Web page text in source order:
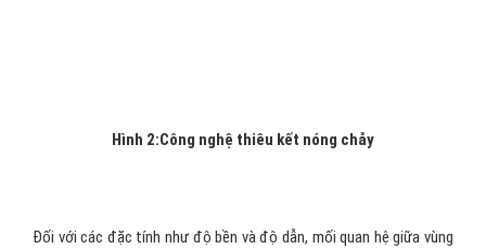
Hình 2:Công nghệ thiêu kết nóng chảy
Đối với các đặc tính như độ bền và độ dẫn, mối quan hệ giữa vùng